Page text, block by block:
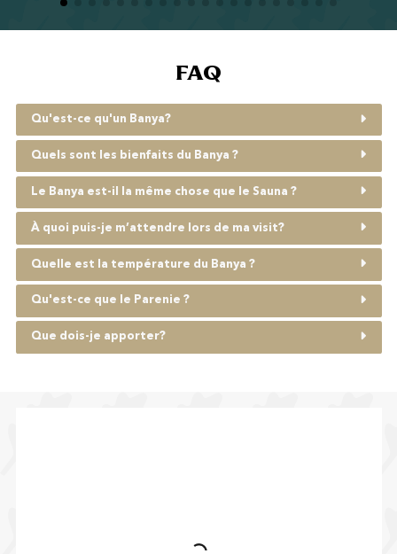
FAQ
Qu'est-ce qu'un Banya?
Quels sont les bienfaits du Banya ?
Le Banya est-il la même chose que le Sauna ?
À quoi puis-je m’attendre lors de ma visit?
Quelle est la température du Banya ?
Qu'est-ce que le Parenie ?
Que dois-je apporter?